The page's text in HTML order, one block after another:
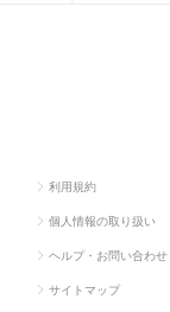
利用規約
個人情報の取り扱い
ヘルプ・お問い合わせ
サイトマップ